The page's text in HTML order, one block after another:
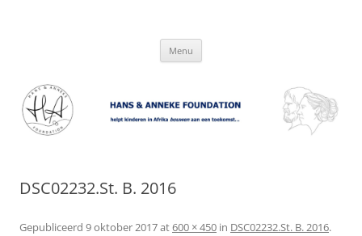
Menu
DSC02232.St. B. 2016
Gepubliceerd 9 oktober 2017at600 × 450 in DSC02232.St. B. 2016.